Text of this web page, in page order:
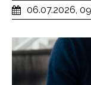
06.07.2026,